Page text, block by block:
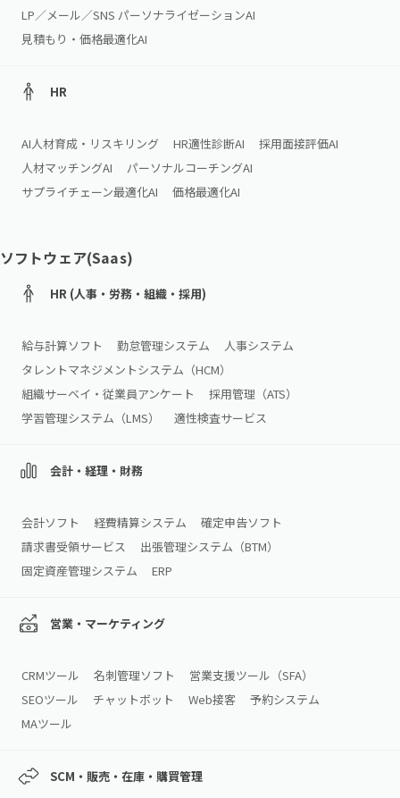
LP／メール／SNS パーソナライゼーションAI
見積もり・価格最適化AI
HR
AI人材育成・リスキリング HR適性診断AI
採用面接評価AI
人材マッチングAI
パーソナルコーチングAI
サプライチェーン最適化AI
価格最適化AI
ソフトウェア(Saas)
HR (人事・労務・組織・採用)
給与計算ソフト 勤怠管理システム
人事システム
タレントマネジメントシステム（HCM）
組織サーベイ・従業員アンケート
採用管理（ATS）
学習管理システム（LMS）
適性検査サービス
会計・経理・財務
会計ソフト 経費精算システム
確定申告ソフト
請求書受領サービス
出張管理システム（BTM）
固定資産管理システム
ERP
営業・マーケティング
CRMツール 名刺管理ソフト
営業支援ツール（SFA）
SEOツール
チャットボット Web接客
予約システム
MAツール
SCM・販売・在庫・購買管理